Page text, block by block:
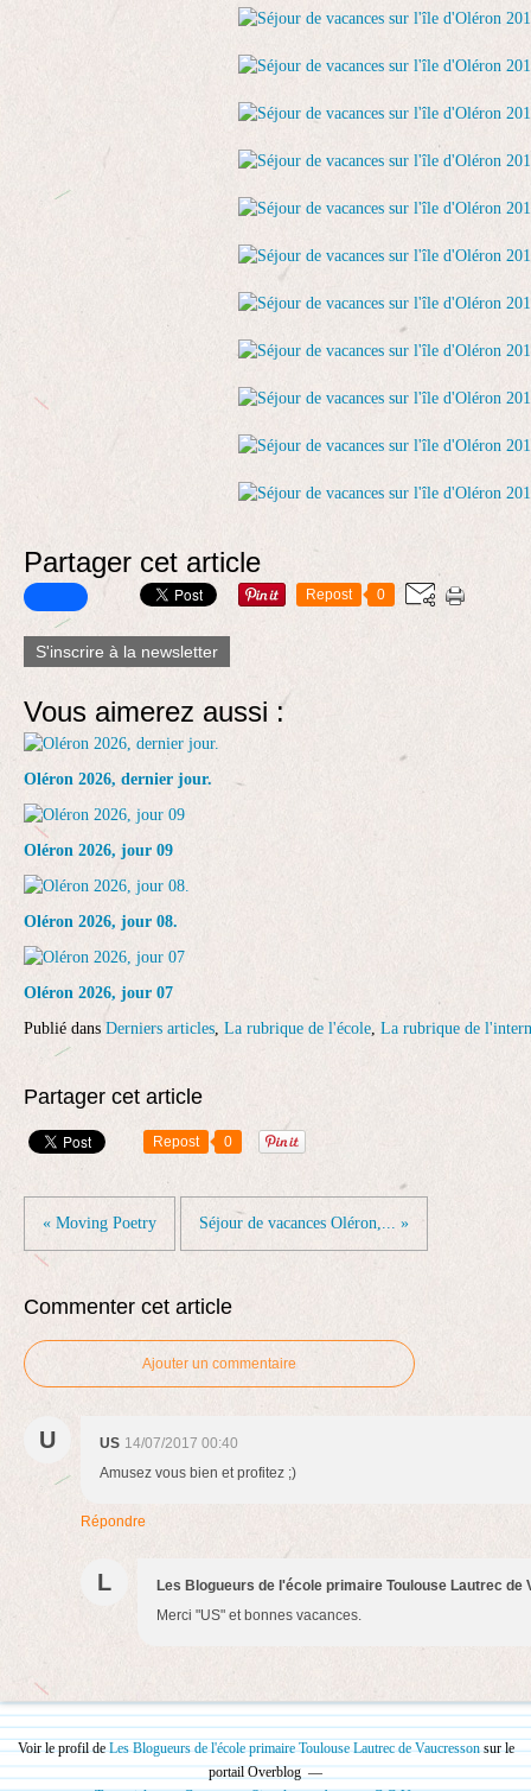
Partager cet article
Repost 0
S'inscrire à la newsletter
Vous aimerez aussi :
Oléron 2026, dernier jour.
Oléron 2026, jour 09
Oléron 2026, jour 08.
Oléron 2026, jour 07
Publié dans Derniers articles, La rubrique de l'école, La rubrique de
Partager cet article
Repost 0
« Moving Poetry Séjour de vacances Oléron,... »
Commenter cet article
Ajouter un commentaire
U US 14/07/2017 00:40
Amusez vous bien et profitez ;)
Répondre
L
Les Blogueurs de l'école primaire Toulouse Lautrec de
Merci "US" et bonnes vacances.
Voir le profil deLes Blogueurs de l'école primaire Toulouse Lautrec de Vaucressonsur le
portail Overblog